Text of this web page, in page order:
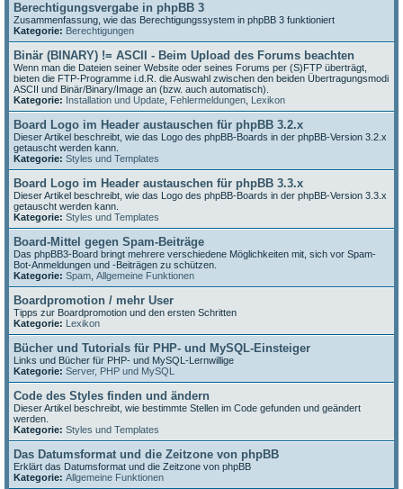
Berechtigungsvergabe in phpBB 3
Zusammenfassung, wie das Berechtigungssystem in phpBB 3 funktioniert
Kategorie: Berechtigungen
Binär (BINARY) != ASCII - Beim Upload des Forums beachten
Wenn man die Dateien seiner Website oder seines Forums per (S)FTP überträgt,
bieten die FTP-Programme i.d.R. die Auswahl zwischen den beiden Übertragungsmodi
ASCII und Binär/Binary/Image an (bzw. auch automatisch).
Kategorie: Installation und Update Fehlermeldungen Lexikon
Board Logo im Header austauschen für phpBB 3.2.x
Dieser Artikel beschreibt, wie das Logo des phpBB-Boards in der phpBB-Version 3.2.x
getauscht werden kann.
Kategorie: Styles und Templates
Board Logo im Header austauschen für phpBB 3.3.x
Dieser Artikel beschreibt, wie das Logo des phpBB-Boards in der phpBB-Version 3.3.x
getauscht werden kann.
Kategorie: Styles und Templates
Board-Mittel gegen Spam-Beiträge
Das phpBB3-Board bringt mehrere verschiedene Möglichkeiten mit, sich vor Spam-
Bot-Anmeldungen und -Beiträgen zu schützen.
Kategorie: Spam Allgemeine Funktionen
Boardpromotion / mehr User
Tipps zur Boardpromotion und den ersten Schritten
Kategorie: Lexikon
Bücher und Tutorials für PHP- und MySQL-Einsteiger
Links und Bücher für PHP- und MySQL-Lernwillige
Kategorie: Server, PHP und MySQL
Code des Styles finden und ändern
Dieser Artikel beschreibt, wie bestimmte Stellen im Code gefunden und geändert
werden.
Kategorie: Styles und Templates
Das Datumsformat und die Zeitzone von phpBB
Erklärt das Datumsformat und die Zeitzone von phpBB
Kategorie: Allgemeine Funktionen